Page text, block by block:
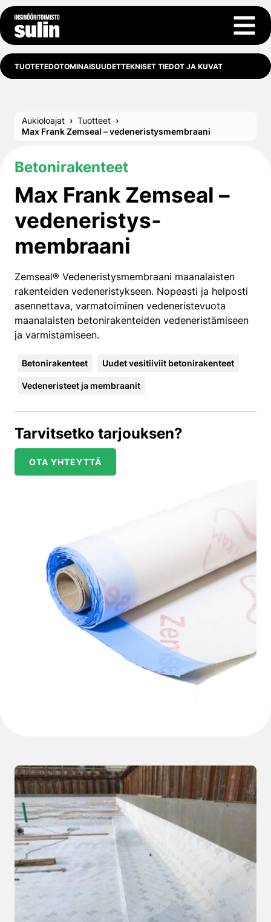
Siirry sisältöön
Avaa
TUOTETEDOTOMINAISUUDETTEKNISET TIEDOT JA KUVAT
Aukioloajat
Tuotteet
Max Frank Zemseal – vedeneristys­membraani
Betonirakenteet
Max Frank Zemseal –
vedeneristys­
membraani
Zemseal® Vedeneristysmembraani maanalaisten
rakenteiden vedeneristykseen. Nopeasti ja helposti
asennettava, varmatoiminen vedeneristevuota
maanalaisten betonirakenteiden vedeneristämiseen
ja varmistamiseen.
Betonirakenteet Uudet vesitiiviit betonirakenteet
Vedeneristeet ja membraanit
Tarvitsetko tarjouksen?
OTA YHTEYTTÄ